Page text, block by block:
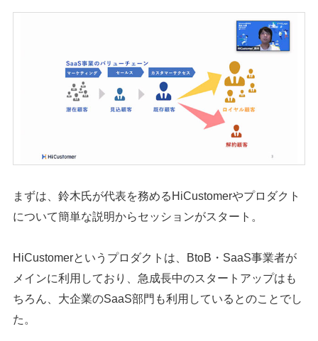
まずは、鈴木氏が代表を務めるHiCustomerやプロダクト
について簡単な説明からセッションがスタート。
HiCustomerというプロダクトは、BtoB・SaaS事業者が
メインに利用しており、急成長中のスタートアップはも
ちろん、大企業のSaaS部門も利用しているとのことでし
た。